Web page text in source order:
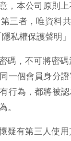
，本公司原則上
三者，唯資料
私權保護聲明」
碼，不可將密
一個會員身分
行為，都將被
。
疑有第三人使